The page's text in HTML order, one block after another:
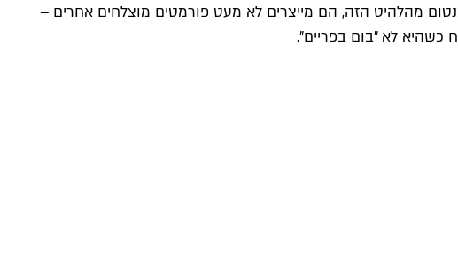
מהלהיט הזה, הם מייצרים לא מעט פורמטים מוצלחים אחרים –
כשהיא לא "בום בפריים".